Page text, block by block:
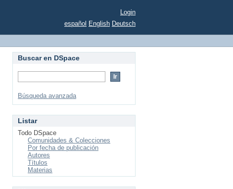
Login
español English Deutsch
Buscar en DSpace
Búsqueda avanzada
Listar
Todo DSpace
Comunidades & Colecciones
Por fecha de publicación
Autores
Títulos
Materias